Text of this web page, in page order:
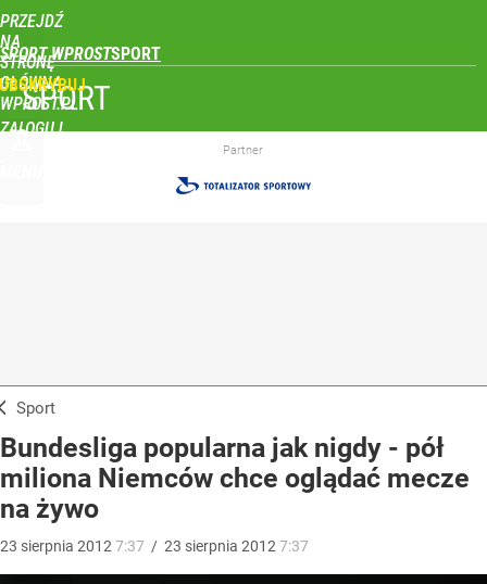
PRZEJDŹ
NA
STRONĘ
GŁÓWNĄ
WPROST.PL
SPORT WPROST
ZALOGUJ
SPORT
Partner
Sport
Bundesliga popularna jak nigdy - pół
miliona Niemców chce oglądać mecze
na żywo
23 sierpnia 2012 7:37 / 23 sierpnia 2012 7:37